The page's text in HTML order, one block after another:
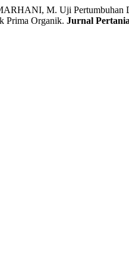
M. Uji Pertumbuhan
Prima Organik. Jurnal